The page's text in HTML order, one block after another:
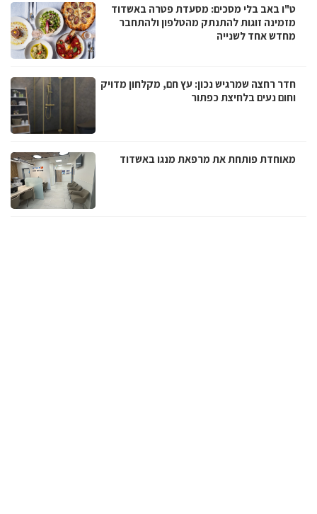
ט"ו באב בלי מסכים: מסעדת פטרה באשדוד
מזמינה זוגות להתנתק מהטלפון ולהתחבר
מחדש אחד לשנייה
חדר רחצה שמרגיש נכון: עץ חם, מקלחון מדויק
וחום נעים בלחיצת כפתור
מאוחדת פותחת את מרפאת מנגו באשדוד